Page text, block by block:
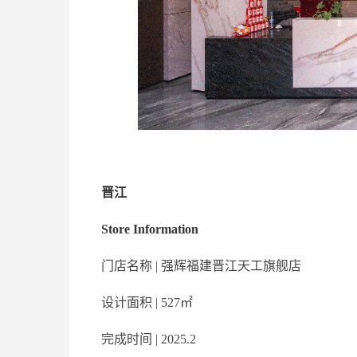
晋江
Store Information
门店名称 | 强辉福建晋江天工旗舰店
设计面积 | 527㎡
完成时间 | 2025.2